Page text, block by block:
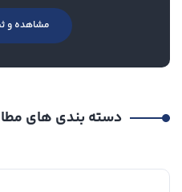
مشاهده و
دسته بندی های